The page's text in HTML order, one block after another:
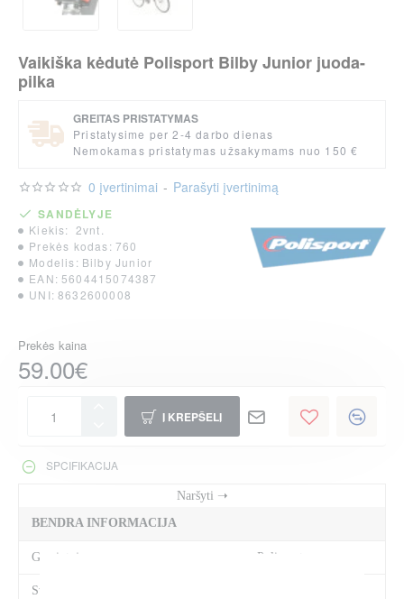
Vaikiška kėdutė Polisport Bilby Junior juoda-
pilka
SANDĖLYJE
Kiekis: 2vnt.
Prekės kodas: 760
Modelis: Bilby Junior
EAN: 5604415074387
UNI: 8632600008
0 įvertinimai - Parašyti įvertinimą
Prekės kaina
59.00€
Į KREPŠELĮ
GREITAS PRISTATYMAS
Pristatysime per 2-4 darbo dienas
Nemokamas pristatymas užsakymams nuo 150 €
SPCIFIKACIJA
BENDRA INFORMACIJA
Gamintojas Polisport
Svoris